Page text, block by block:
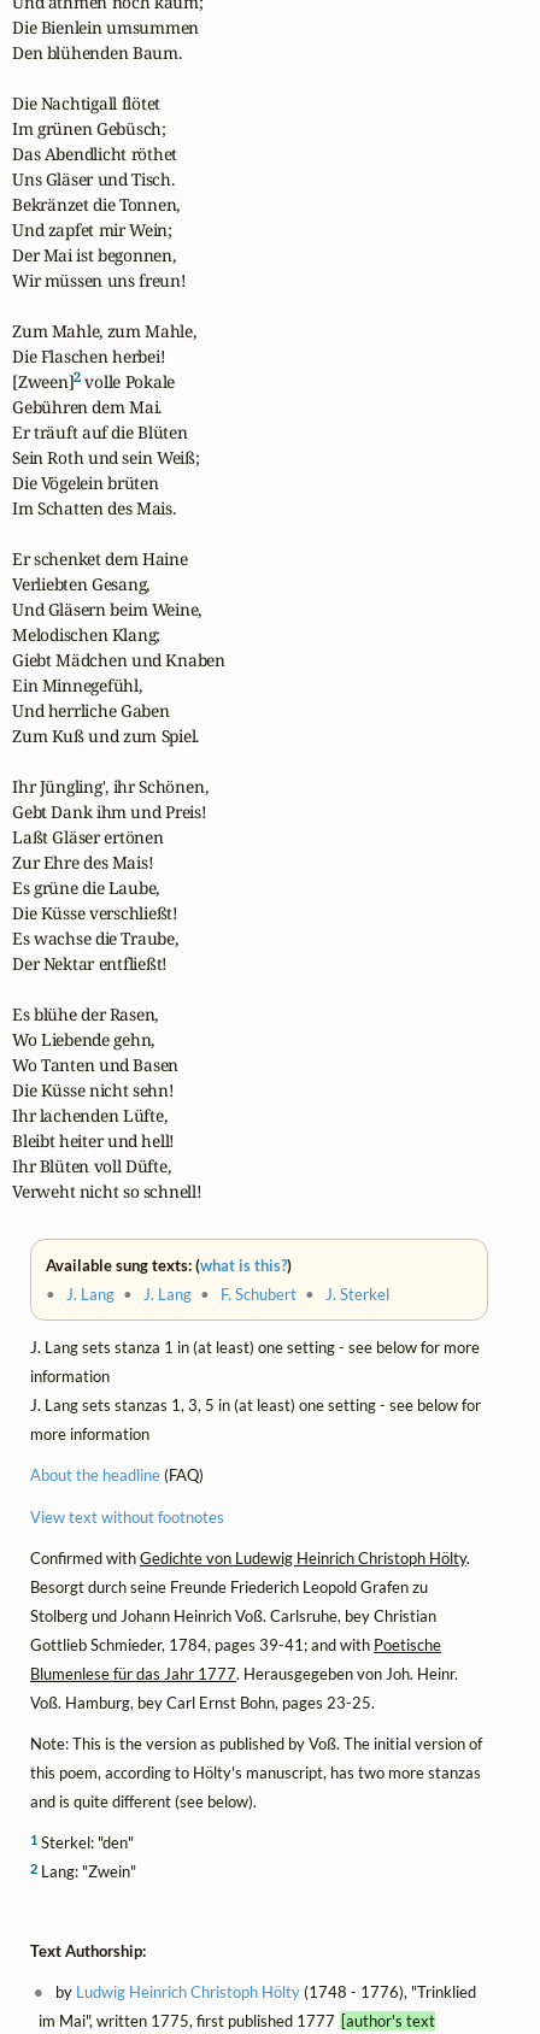
Die Bienlein umsummen
Den blühenden Baum.
Die Nachtigall flötet
Im grünen Gebüsch;
Das Abendlicht röthet
Uns Gläser und Tisch.
Bekränzet die Tonnen,
Und zapfet mir Wein;
Der Mai ist begonnen,
Wir müssen uns freun!
Zum Mahle, zum Mahle,
Die Flaschen herbei!
[Zween]2 volle Pokale
Gebühren dem Mai.
Er träuft auf die Blüten
Sein Roth und sein Weiß;
Die Vögelein brüten
Im Schatten des Mais.
Er schenket dem Haine
Verliebten Gesang,
Und Gläsern beim Weine,
Melodischen Klang;
Giebt Mädchen und Knaben
Ein Minnegefühl,
Und herrliche Gaben
Zum Kuß und zum Spiel.
Ihr Jüngling', ihr Schönen,
Gebt Dank ihm und Preis!
Laßt Gläser ertönen
Zur Ehre des Mais!
Es grüne die Laube,
Die Küsse verschließt!
Es wachse die Traube,
Der Nektar entfließt!
Es blühe der Rasen,
Wo Liebende gehn,
Wo Tanten und Basen
Die Küsse nicht sehn!
Ihr lachenden Lüfte,
Bleibt heiter und hell!
Ihr Blüten voll Düfte,
Verweht nicht so schnell!
Available sung texts: (what is this?)
•
J. Lang • J. Lang • F. Schubert • J. Sterkel
J. Lang sets stanza 1 in (at least) one setting - see below for more
information
J. Lang sets stanzas 1, 3, 5 in (at least) one setting - see below for
more information
About the headline(FAQ)
View text without footnotes
Confirmed withGedichte von Ludewig Heinrich Christoph Hölty.
Besorgt durch seine Freunde Friederich Leopold Grafen zu
Stolberg und Johann Heinrich Voß. Carlsruhe, bey Christian
Gottlieb Schmieder, 1784, pages 39-41; and with Poetische
Blumenlese für das Jahr 1777. Herausgegeben von Joh. Heinr.
Voß. Hamburg, bey Carl Ernst Bohn, pages 23-25.
Note: This is the version as published by Voß. The initial version of
this poem, according to Hölty's manuscript, has two more stanzas
and is quite different (see below).
1 Sterkel: "den"
2 Lang: "Zwein"
Text Authorship:
by Ludwig Heinrich Christoph Hölty(1748 - 1776), "Trinklied
im Mai", written 1775, first published 1777 [author's text